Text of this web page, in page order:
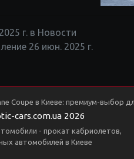
г. в Новости
26 июн. 2025 г.
Coupe в Киеве: премиум-выбор
cars.com.ua 2026
- прокат кабриолетов,
автомобилей в Киеве